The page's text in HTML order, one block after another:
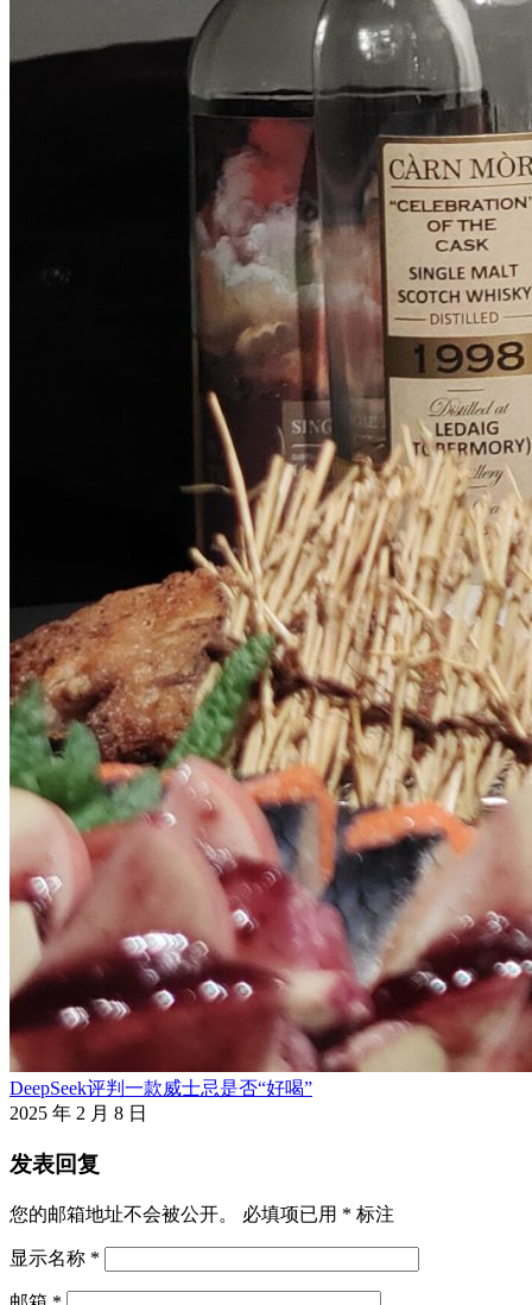
DeepSeek评判一款威士忌是否“好喝”
2025 年 2 月 8 日
发表回复
您的邮箱地址不会被公开。 必填项已用 * 标注
显示名称 *